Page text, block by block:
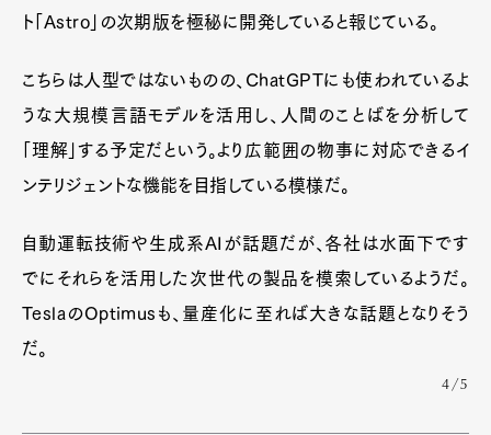
ト「Astro」の次期版を極秘に開発していると報じている。
こちらは人型ではないものの、ChatGPTにも使われているよ
うな大規模言語モデルを活用し、人間のことばを分析して
「理解」する予定だという。より広範囲の物事に対応できるイ
ンテリジェントな機能を目指している模様だ。
自動運転技術や生成系AIが話題だが、各社は水面下です
でにそれらを活用した次世代の製品を模索しているようだ。
TeslaのOptimusも、量産化に至れば大きな話題となりそう
だ。
4/5